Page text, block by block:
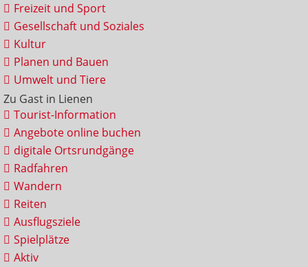
Freizeit und Sport
Gesellschaft und Soziales
Kultur
Planen und Bauen
Umwelt und Tiere
Zu Gast in Lienen
Tourist-Information
Angebote online buchen
digitale Ortsrundgänge
Radfahren
Wandern
Reiten
Ausflugsziele
Spielplätze
Aktiv